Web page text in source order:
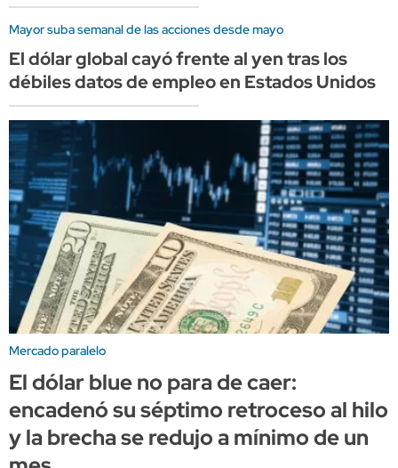
Mayor suba semanal de las acciones desde mayo
El dólar global cayó frente al yen tras los
débiles datos de empleo en Estados Unidos
Mercado paralelo
El dólar blue no para de caer:
encadenó su séptimo retroceso al hilo
y la brecha se redujo a mínimo de un